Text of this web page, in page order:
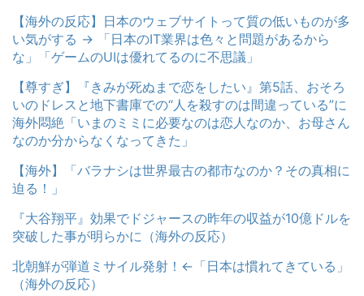
【海外の反応】日本のウェブサイトって質の低いものが多
い気がする → 「日本のIT業界は色々と問題があるから
な」「ゲームのUIは優れてるのに不思議」
【尊すぎ】『きみが死ぬまで恋をしたい』第5話、おそろ
いのドレスと地下書庫での“人を殺すのは間違っている”に
海外悶絶「いまのミミに必要なのは恋人なのか、お母さん
なのか分からなくなってきた」
【海外】「バラナシは世界最古の都市なのか？その真相に
迫る！」
『大谷翔平』効果でドジャースの昨年の収益が10億ドルを
突破した事が明らかに（海外の反応）
北朝鮮が弾道ミサイル発射！←「日本は慣れてきている」
（海外の反応）